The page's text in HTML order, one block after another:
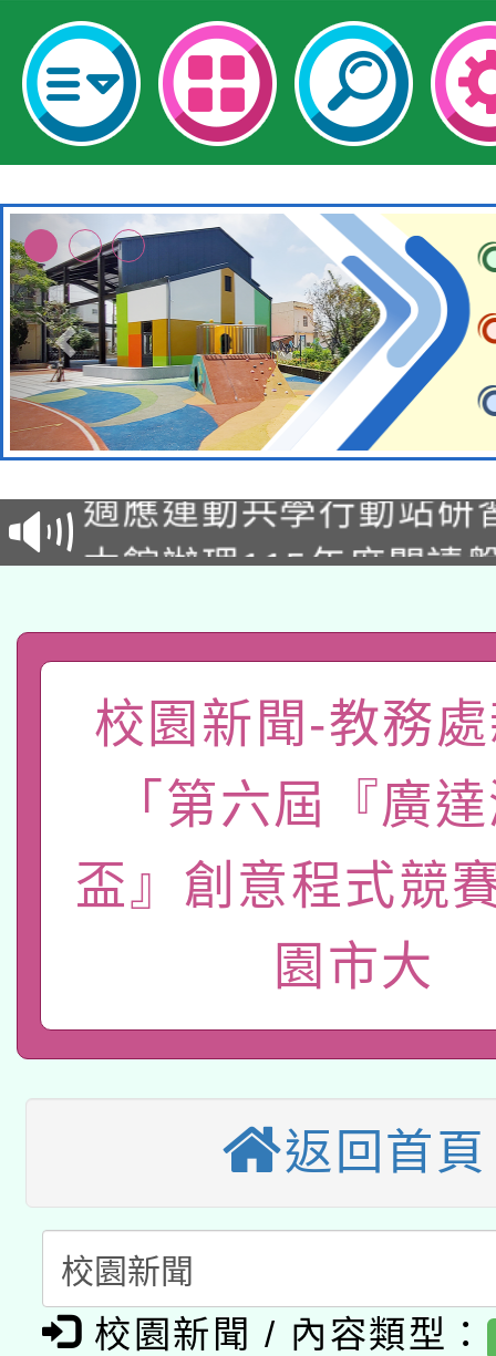
本校115學年度第2次
招甄選結果公告(無人
招)
適應運動共學行動站研
本館辦理115年度閱讀
礎課程
A3數位素養講師名單
「數位內容與教學軟
pilot」
有關大陸委員會函釋公
薪期間赴陸應申請許可
轉知經濟部水利署委託
業技術研究院辦理「
用水績優單位及節水達
115年8月22日(星期六
桃園市孔廟祈福系列
2026年桃園地景藝術
本校115學年度第2次
招甄選結果公告(無人
本館辦理115年度閱讀
暨閱讀推動專業研習
科技賦能─人工智慧
礎課程
A3數位素養講師名單
「數位內容與教學軟體
pilot」
有關大陸委員會函釋公
校園新聞-教務
「第六屆『廣
盃』創意程式競
園市大
返回首頁
校園新聞 / 內容類型：